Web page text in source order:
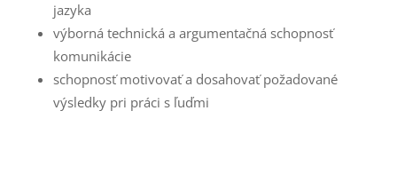
jazyka
výborná technická a argumentačná schopnosť
komunikácie
schopnosť motivovať a dosahovať požadované
výsledky pri práci s ľuďmi